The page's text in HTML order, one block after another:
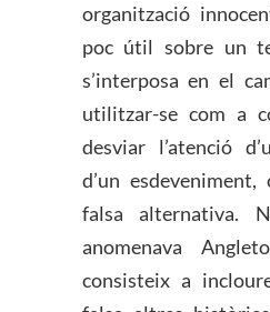
organització
poc útil sobre un
s’interposa en el
utilitzar-se com a
desviar l’atenció
d’un
falsa alternativa.
anomenava
consisteix a